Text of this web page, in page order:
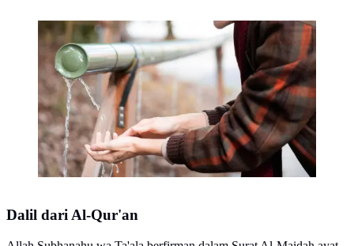
Ilustrasi wudhu (Foto: freepik)
Dalil dari Al-Qur'an